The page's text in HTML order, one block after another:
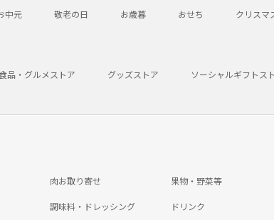
中元 敬老の日 お歳暮 おせち クリスマ
品・グルメストア グッズストア ソーシャルギフトス
肉お取り寄せ 果物・野菜等
調味料・ドレッシング ドリンク